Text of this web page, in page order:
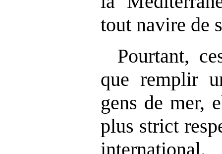
tout navire de
Pourtant,
que remplir
gens de mer,
plus strict